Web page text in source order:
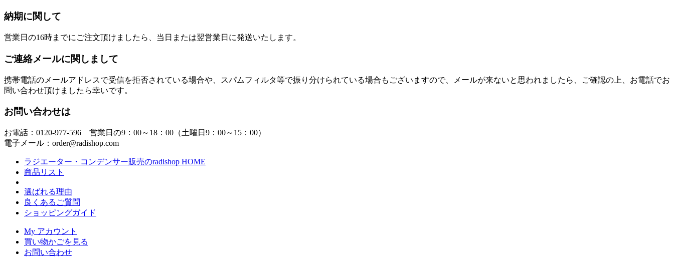
納期に関して
営業日の16時までにご注文頂けましたら、当日または翌営業日に発送いたします。
ご連絡メールに関しまして
携帯電話のメールアドレスで受信を拒否されている場合や、スパムフィルタ等で振り分けられている場合もございますので、メールが来ないと思われましたら、ご確認の上、お電話でお
問い合わせ頂けましたら幸いです。
お問い合わせは
お電話：0120-977-596 営業日の9：00～18：00（土曜日9：00～15：00）
電子メール：order@radishop.com
ラジエーター・コンデンサー販売のradishop HOME
商品リスト
選ばれる理由
良くあるご質問
ショッピングガイド
My アカウント
買い物かごを見る
お問い合わせ